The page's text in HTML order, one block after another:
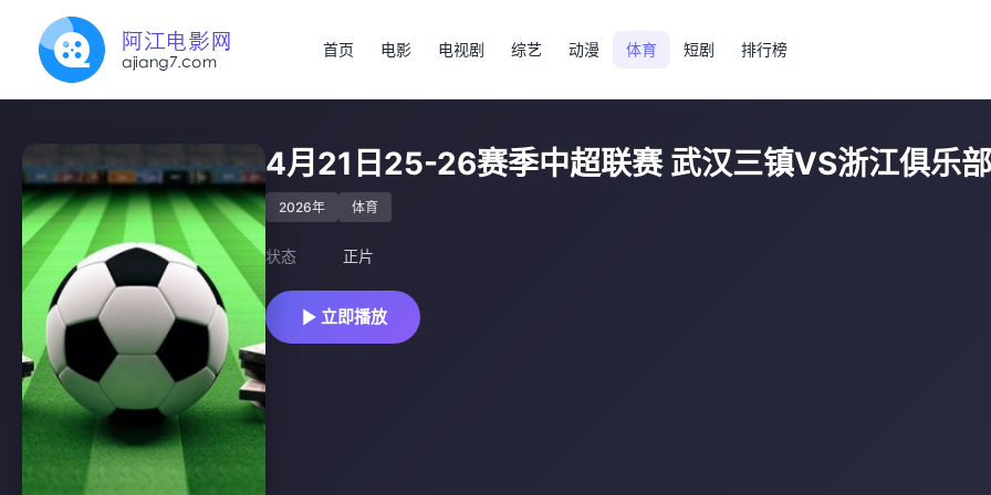
首页 电影 电视剧 综艺 动漫 体育 短剧 排行榜
4月21日25-26赛季中超联赛 武汉三镇VS浙江俱乐
2026年 体育
状态 正片
立即播放